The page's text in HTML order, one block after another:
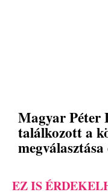
Magyar Péter
találkozott a
EZ IS